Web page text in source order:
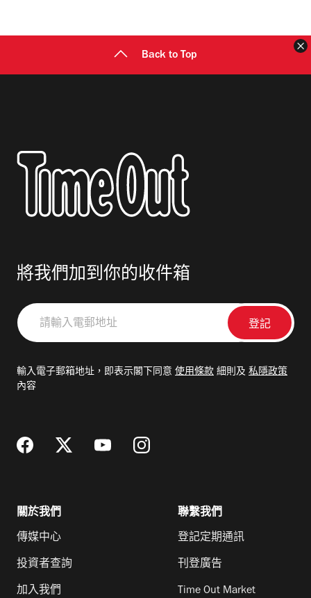
Back to Top
將我們加到你的收件箱
請
輸
郵
輸入電子郵箱地址，即表示閣下同意 使用條款 細則及 私隱政策
內容
關於我們
傳媒中心
投資者查詢
加入我們
聯繫我們
登記定期通訊
刊登廣告
Time Out Market